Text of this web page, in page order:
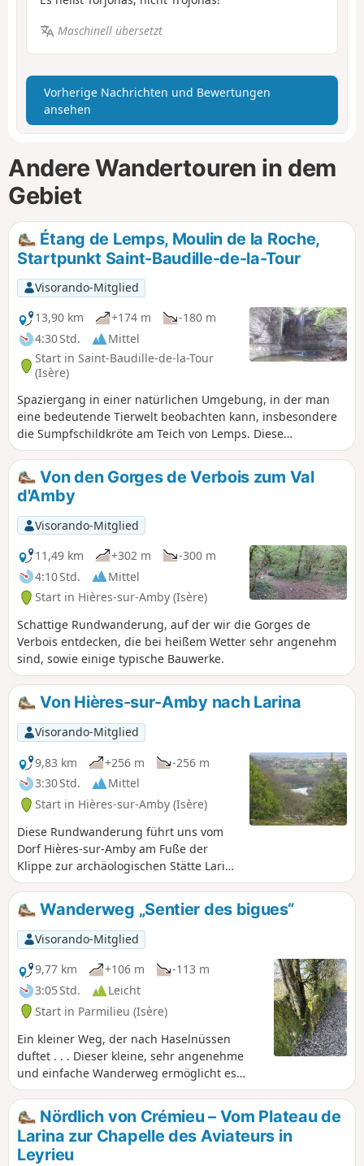
Maschinell übersetzt
Vorherige Nachrichten und Bewertungen
ansehen
Andere Wandertouren in dem
Gebiet
Étang de Lemps, Moulin de la Roche,
Startpunkt Saint-Baudille-de-la-Tour
Visorando-Mitglied
13,90 km
+174 m
-180 m
4:30 Std.
Mittel
Start in Saint-Baudille-de-la-Tour
(Isère)
Spaziergang in einer natürlichen Umgebung, in der man
eine bedeutende Tierwelt beobachten kann, insbesondere
die Sumpfschildkröte am Teich von Lemps. Diese
Wanderung kann Ende Oktober/Anfang November
unternommen werden. Zu dieser Zeit kann man die
schönen Herbstfarben der Sumpfzypressen am Teich von
Surbaix neben dem Wasserfall von La Roche bewundern.
Von den Gorges de Verbois zum Val
d'Amby
Visorando-Mitglied
11,49 km
+302 m
-300 m
4:10 Std.
Mittel
Start in Hières-sur-Amby (Isère)
Schattige Rundwanderung, auf der wir die Gorges de
Verbois entdecken, die bei heißem Wetter sehr angenehm
sind, sowie einige typische Bauwerke.
Von Hières-sur-Amby nach Larina
Visorando-Mitglied
9,83 km
+256 m
-256 m
3:30 Std.
Mittel
Start in Hières-sur-Amby (Isère)
Diese Rundwanderung führt uns vom
Dorf Hières-sur-Amby am Fuße der
Klippe zur archäologischen Stätte Larina
auf der Klippe. Sie bietet uns einen
Panoramablick auf das Pilat-Massiv, die
Monts du Lyonnais, die Ebenen von
Lyon und Ain sowie die Ausläufer des
Bugey.
Wanderweg „Sentier des bigues“
Visorando-Mitglied
9,77 km
+106 m
-113 m
3:05 Std.
Leicht
Start in Parmilieu (Isère)
Ein kleiner Weg, der nach Haselnüssen
duftet . . . Dieser kleine, sehr angenehme
und einfache Wanderweg ermöglicht es
Ihnen, das charmante kleine Dorf Parmilieu
zu entdecken, das Land der Steine,
Steinbrüche und traditionellen Steinhäuser.
Nördlich von Crémieu – Vom Plateau de
Larina zur Chapelle des Aviateurs in
Leyrieu